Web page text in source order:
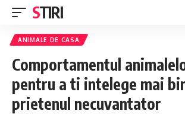
STIRI
ANIMALE DE CASA
Comportamentul
pentru a ti intelege mai
prietenul necuvantator